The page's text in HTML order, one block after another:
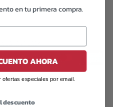
48 horas
en tu primera compra.
AHORA
especiales por email.
descuento